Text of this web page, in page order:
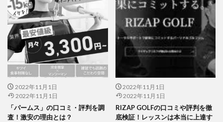
2022年11月1日
2022年11月1日
「パームス」の口コミ・評判を調
査！激安の理由とは？
2022年11月1日
2022年11月1日
RIZAP GOLFの口コミや評判を徹
底検証！レッスンは本当に上達す